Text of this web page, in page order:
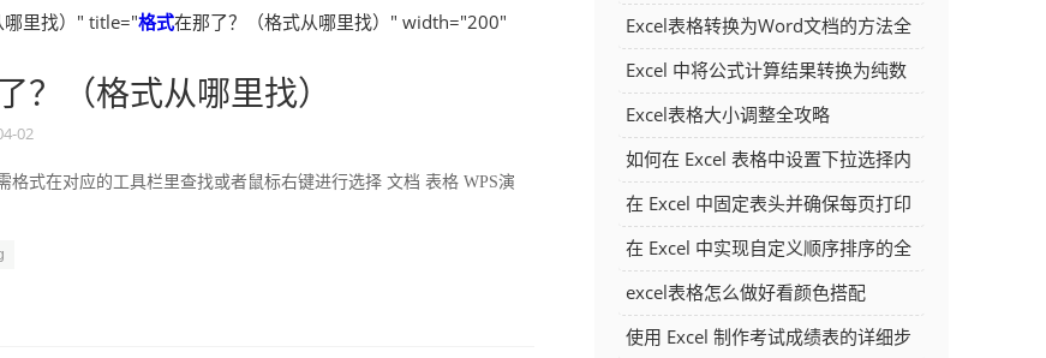
里找）" title="格式在那了？（格式从哪里找）" width="200"
？（格式从哪里找）
02
格式在对应的工具栏里查找或者鼠标右键进行选择 文档 表格 WPS演
Excel表格转换为Word文档的方法全
解析
Excel 中将公式计算结果转换为纯数
字的多种方法
Excel表格大小调整全攻略
如何在 Excel 表格中设置下拉选择内
容
在 Excel 中固定表头并确保每页打印
时都显示表头的方法详解
在 Excel 中实现自定义顺序排序的全
面指南
excel表格怎么做好看颜色搭配
使用 Excel 制作考试成绩表的详细步